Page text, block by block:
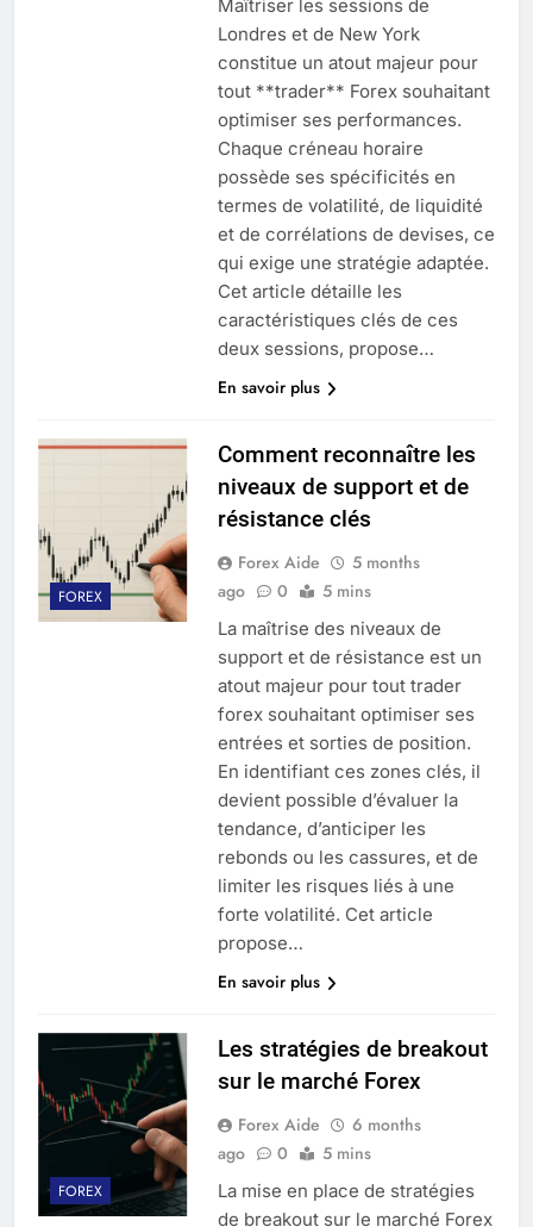
Maîtriser les sessions de
Londres et de New York
constitue un atout majeur pour
tout **trader** Forex souhaitant
optimiser ses performances.
Chaque créneau horaire
possède ses spécificités en
termes de volatilité, de liquidité
et de corrélations de devises, ce
qui exige une stratégie adaptée.
Cet article détaille les
caractéristiques clés de ces
deux sessions, propose…
En savoir plus
FOREX
Comment reconnaître les
niveaux de support et de
résistance clés
Forex Aide
5 months
ago
0 5 mins
La maîtrise des niveaux de
support et de résistance est un
atout majeur pour tout trader
forex souhaitant optimiser ses
entrées et sorties de position.
En identifiant ces zones clés, il
devient possible d’évaluer la
tendance, d’anticiper les
rebonds ou les cassures, et de
limiter les risques liés à une
forte volatilité. Cet article
propose…
En savoir plus
FOREX
Les stratégies de breakout
sur le marché Forex
Forex Aide
6 months
ago
0 5 mins
La mise en place de stratégies
de breakout sur le marché Forex